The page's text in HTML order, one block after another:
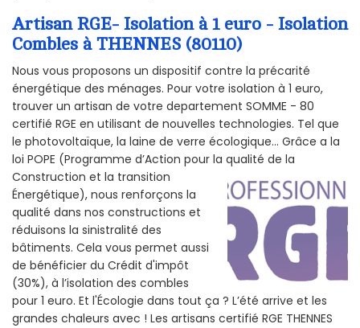
Artisan RGE- Isolation à 1 euro - Isolation
Combles à THENNES (80110)
Nous vous proposons un dispositif contre la précarité
énergétique des ménages. Pour votre isolation à 1 euro,
trouver un artisan de votre departement SOMME - 80
certifié RGE en utilisant de nouvelles technologies. Tel que
le photovoltaïque, la laine de verre écologique... Grâce a la
loi POPE (Programme d’Action pour la qualité de la
Construction et la transition
Énergétique), nous renforçons la
qualité dans nos constructions et
réduisons la sinistralité des
bâtiments. Cela vous permet aussi
de bénéficier du Crédit d'impôt
(30%), à l’isolation des combles
pour 1 euro. Et l'Écologie dans tout ça ? L’été arrive et les
grandes chaleurs avec ! Les artisans certifié RGE THENNES